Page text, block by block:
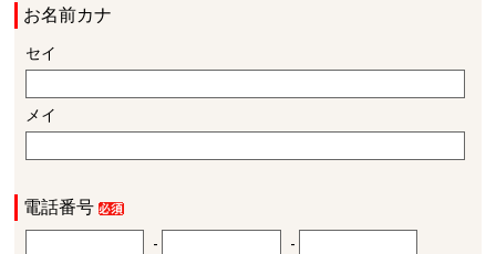
お名前カナ
セイ
メイ
電話番号
- -